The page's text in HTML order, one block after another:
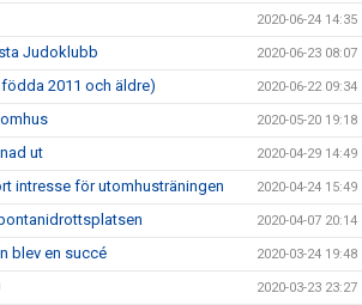
2020-06-24 14:35
Judoklubb 2020-06-23 08:07
2011 och äldre) 2020-06-22 09:34
2020-05-20 19:18
ut 2020-04-29 14:49
intresse för utomhusträningen 2020-04-24 15:49
2020-04-07 20:14
blev en succé 2020-03-24 19:48
2020-03-23 23:27